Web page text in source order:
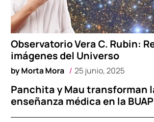
Observatorio Vera C. Rubin:
imágenes del Universo
byMorta Mora 25 junio, 2025
Panchita y Mau transforman
enseñanza médica en la BUAP